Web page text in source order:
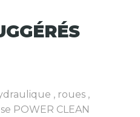
, roues ,
POWER CLEAN